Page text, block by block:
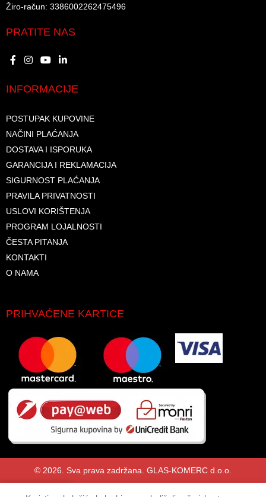
Žiro-račun: 3386002262475496​​
PRATITE NAS
INFORMACIJE
POSTUPAK KUPOVINE
NAČINI PLAĆANJA
DOSTAVA I ISPORUKA
GARANCIJA I REKLAMACIJA
SIGURNOST PLAĆANJA
PRAVILA PRIVATNOSTI
USLOVI KORIŠTENJA
PROGRAM LOJALNOSTI
ČESTA PITANJA
KONTAKTI
O NAMA
PRIHVAĆENE KARTICE
© 2026. Sva prava zadržana. GLAS-KOMERC d.o.o.